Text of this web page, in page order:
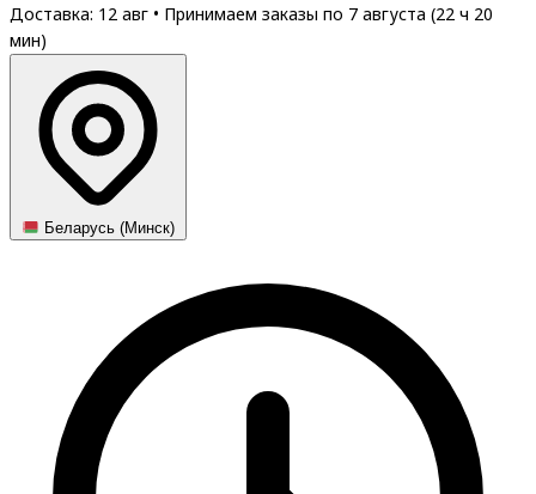
Доставка: 12 авг • Принимаем заказы по 7 августа (22 ч 20
мин)
Беларусь (Минск)